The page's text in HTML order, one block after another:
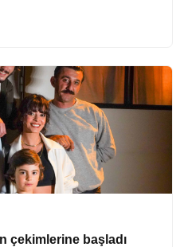
çekimlerine başladı